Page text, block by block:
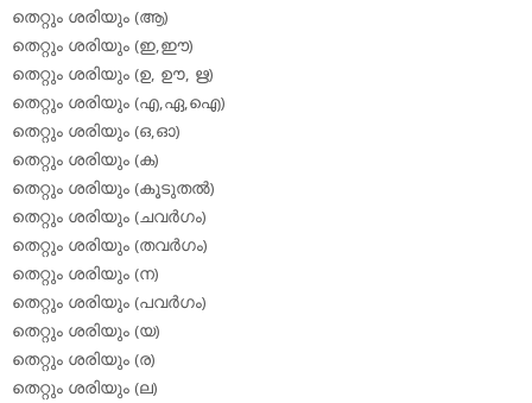
തെറ്റും ശരിയും (ആ)
തെറ്റും ശരിയും (ഇ,ഈ)
തെറ്റും ശരിയും (ഉ, ഊ, ഋ)
തെറ്റും ശരിയും (എ,ഏ,ഐ)
തെറ്റും ശരിയും (ഒ,ഓ)
തെറ്റും ശരിയും (ക)
തെറ്റും ശരിയും (കൂടുതല്‍)
തെറ്റും ശരിയും (ചവര്‍ഗം)
തെറ്റും ശരിയും (തവര്‍ഗം)
തെറ്റും ശരിയും (ന)
തെറ്റും ശരിയും (പവര്‍ഗം)
തെറ്റും ശരിയും (യ)
തെറ്റും ശരിയും (ര)
തെറ്റും ശരിയും (ല)